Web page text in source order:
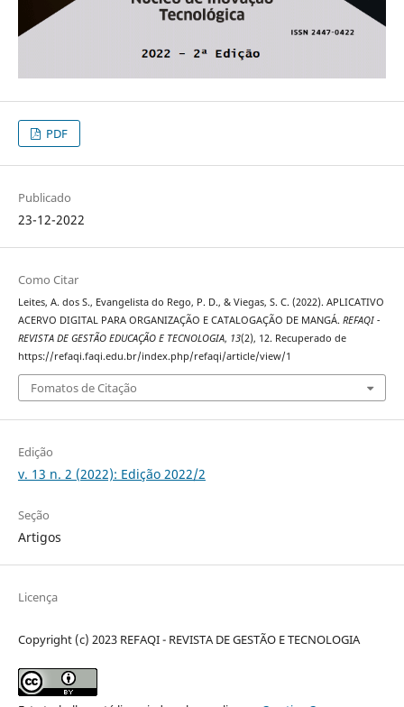
PDF
Publicado
23-12-2022
Como Citar
Leites, A. dos S., Evangelista do Rego, P. D., & Viegas, S. C. (2022). APLICATIVO
ACERVO DIGITAL PARA ORGANIZAÇÃO E CATALOGAÇÃO DE MANGÁ. REFAQI -
REVISTA DE GESTÃO EDUCAÇÃO E TECNOLOGIA, 13(2), 12. Recuperado de
https://refaqi.faqi.edu.br/index.php/refaqi/article/view/1
Fomatos de Citação
Edição
v. 13 n. 2 (2022): Edição 2022/2
Seção
Artigos
Licença
Copyright (c) 2023 REFAQI - REVISTA DE GESTÃO E TECNOLOGIA